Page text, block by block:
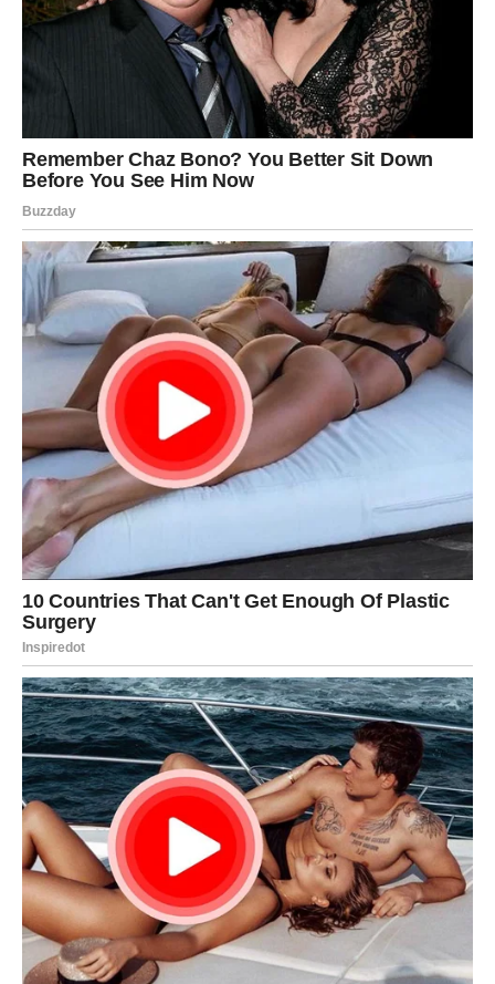
POTREBNI SASTOJCI:
60 ml hladnog mlijeka
60 ml suncokretovog ulja
100 g hladno otopljenog maslaca
125 g nezaslađenog običnog jogurta
8 g vanilin šećera
300 g višenamjenskog brašna
Prstohvat soli
16 g praška za pecivo
Korica 1 limuna ili naranče